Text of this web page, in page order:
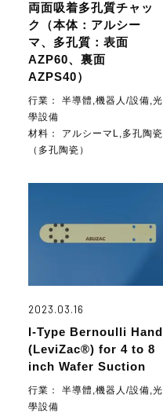
両面吸着多孔質チャッ
ク（本体：アルシー
マ、多孔質：表面
AZP60、裏面
AZPS40）
行業： 半導體,機器人/設備,光
學設備
材料： アルシーマL,多孔陶瓷
（多孔陶瓷）
2023.03.16
I-Type Bernoulli Hand
(LeviZac®) for 4 to 8
inch Wafer Suction
行業： 半導體,機器人/設備,光
學設備